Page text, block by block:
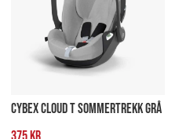
CYBEX CLOUD T SOMMERTREKK GRÅ